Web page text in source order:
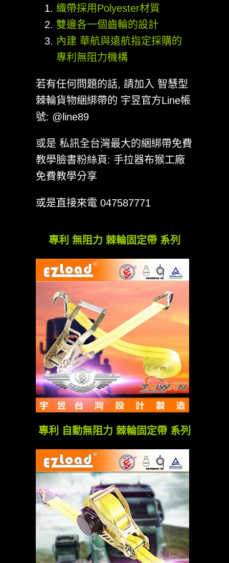
織帶採用Polyester材質
雙邊各一個齒輪的設計
內建 華航與遠航指定採購的
專利無阻力機構
若有任何問題的話, 請加入 智慧型
棘輪貨物綑綁帶的 宇昱官方Line帳
號: @line89
或是 私訊全台灣最大的綑綁帶免費
教學臉書粉絲頁: 手拉器布猴工廠
免費教學分享
或是直接來電 047587771
專利 無阻力 棘輪固定帶 系列
專利 自動無阻力 棘輪固定帶 系列